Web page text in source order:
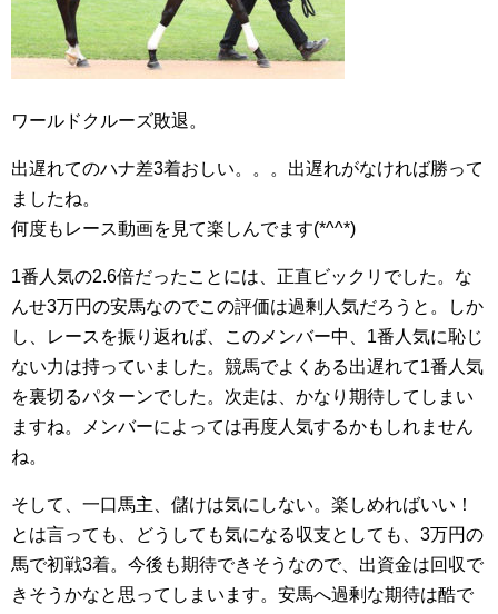
ワールドクルーズ敗退。
出遅れてのハナ差3着おしい。。。出遅れがなければ勝って
ましたね。
何度もレース動画を見て楽しんでます(*^^*)
1番人気の2.6倍だったことには、正直ビックリでした。な
んせ3万円の安馬なのでこの評価は過剰人気だろうと。しか
し、レースを振り返れば、このメンバー中、1番人気に恥じ
ない力は持っていました。競馬でよくある出遅れて1番人気
を裏切るパターンでした。次走は、かなり期待してしまい
ますね。メンバーによっては再度人気するかもしれません
ね。
そして、一口馬主、儲けは気にしない。楽しめればいい！
とは言っても、どうしても気になる収支としても、3万円の
馬で初戦3着。今後も期待できそうなので、出資金は回収で
きそうかなと思ってしまいます。安馬へ過剰な期待は酷で